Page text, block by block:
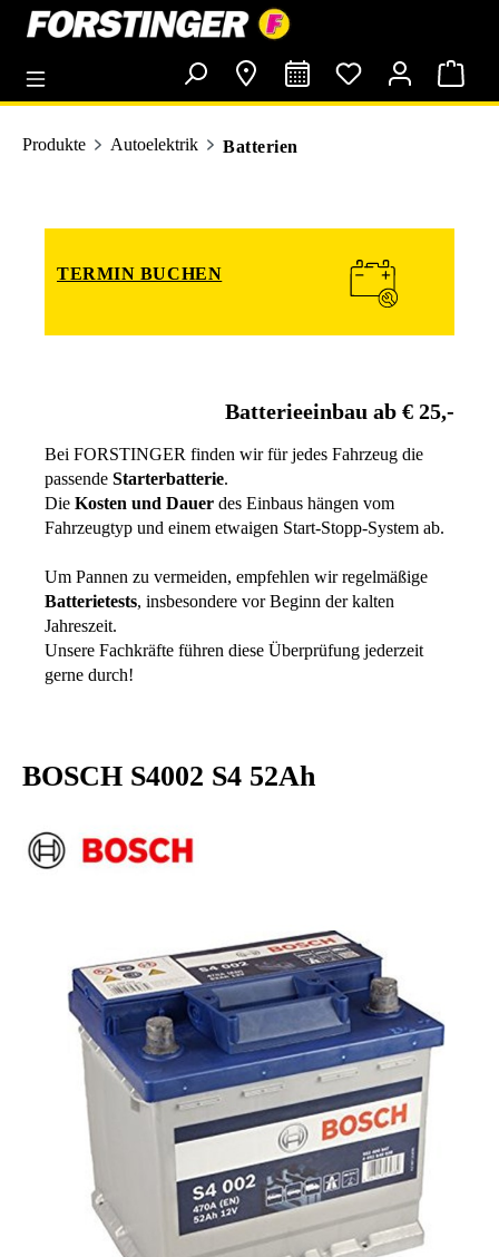
springen
Produkte Autoelektrik Batterien
TERMIN BUCHEN
Batterieeinbau ab € 25,-
Bei FORSTINGER finden wir für jedes Fahrzeug die
passende Starterbatterie.
Die Kosten und Dauer des Einbaus hängen vom
Fahrzeugtyp und einem etwaigen Start-Stopp-System ab.
Um Pannen zu vermeiden, empfehlen wir regelmäßige
Batterietests, insbesondere vor Beginn der kalten
Jahreszeit.
Unsere Fachkräfte führen diese Überprüfung jederzeit
gerne durch!
BOSCH S4002 S4 52Ah